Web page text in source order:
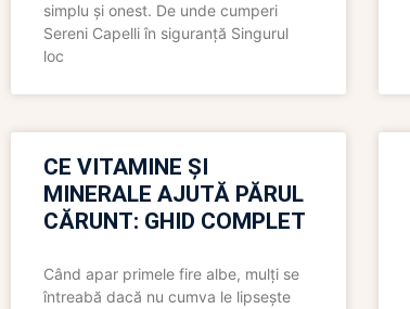
simplu și onest. De unde cumperi
Sereni Capelli în siguranță Singurul
loc
CE VITAMINE ȘI
MINERALE AJUTĂ PĂRUL
CĂRUNT: GHID COMPLET
Când apar primele fire albe, mulți se
întreabă dacă nu cumva le lipsește